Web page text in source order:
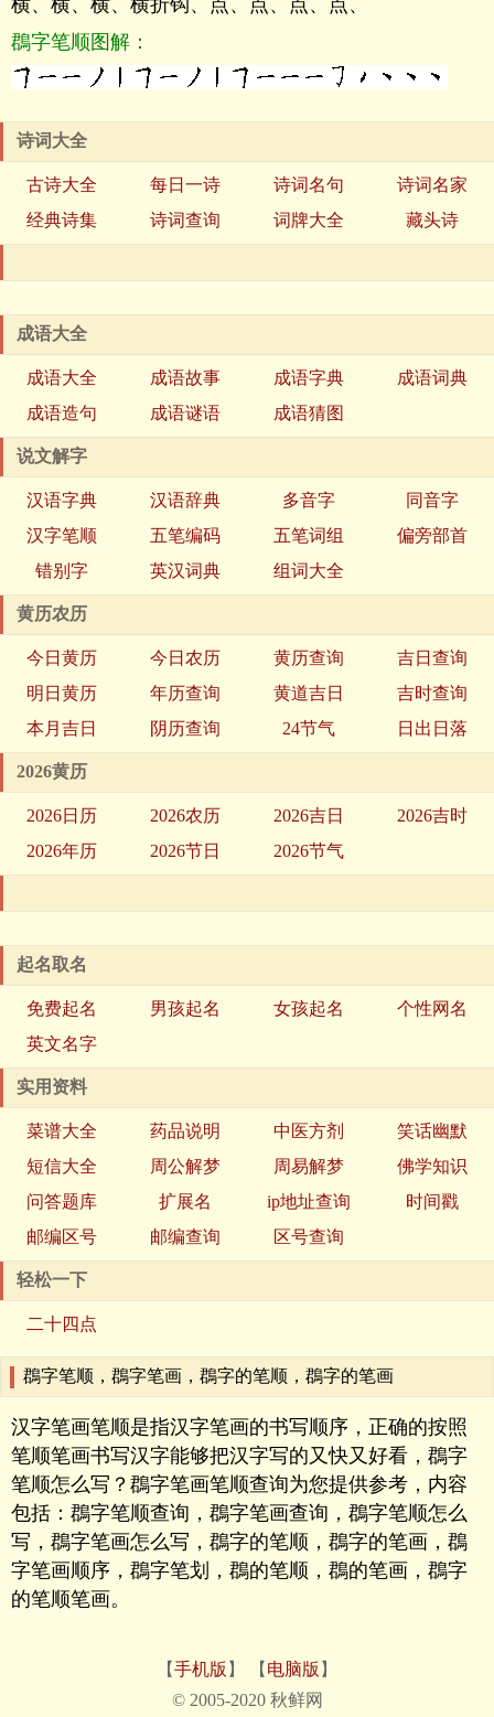
鵘字笔顺图解：
诗词大全
古诗大全 每日一诗 诗词名句
诗词名家
经典诗集
诗词查询 词牌大全 藏头诗
成语大全
成语大全 成语故事 成语字典
成语词典
成语造句
成语谜语 成语猜图
说文解字
汉语字典 汉语辞典 多音字
同音字
汉字笔顺
五笔编码 五笔词组
偏旁部首
错别字
英汉词典 组词大全
黄历农历
今日黄历 今日农历 黄历查询
吉日查询
明日黄历
年历查询 黄道吉日
吉时查询
本月吉日
阴历查询 24节气 日出日落
2026黄历
2026日历 2026农历 2026吉日
2026吉时
2026年历
2026节日 2026节气
起名取名
免费起名 男孩起名 女孩起名
个性网名
英文名字
实用资料
菜谱大全 药品说明 中医方剂
笑话幽默
短信大全
周公解梦 周易解梦
佛学知识
问答题库
扩展名 ip地址查询
时间戳
邮编区号
邮编查询 区号查询
轻松一下
二十四点
鵘字笔顺，鵘字笔画，鵘字的笔顺，鵘字的笔画
汉字笔画笔顺是指汉字笔画的书写顺序，正确的按照
笔顺笔画书写汉字能够把汉字写的又快又好看，鵘字
笔顺怎么写？鵘字笔画笔顺查询为您提供参考，内容
包括：鵘字笔顺查询，鵘字笔画查询，鵘字笔顺怎么
写，鵘字笔画怎么写，鵘字的笔顺，鵘字的笔画，鵘
字笔画顺序，鵘字笔划，鵘的笔顺，鵘的笔画，鵘字
的笔顺笔画。
【手机版 】 【 电脑版 】
© 2005-2020 秋鲜网